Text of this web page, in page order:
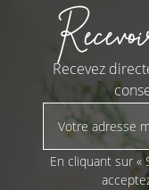
Recevez
En cliquant sur «